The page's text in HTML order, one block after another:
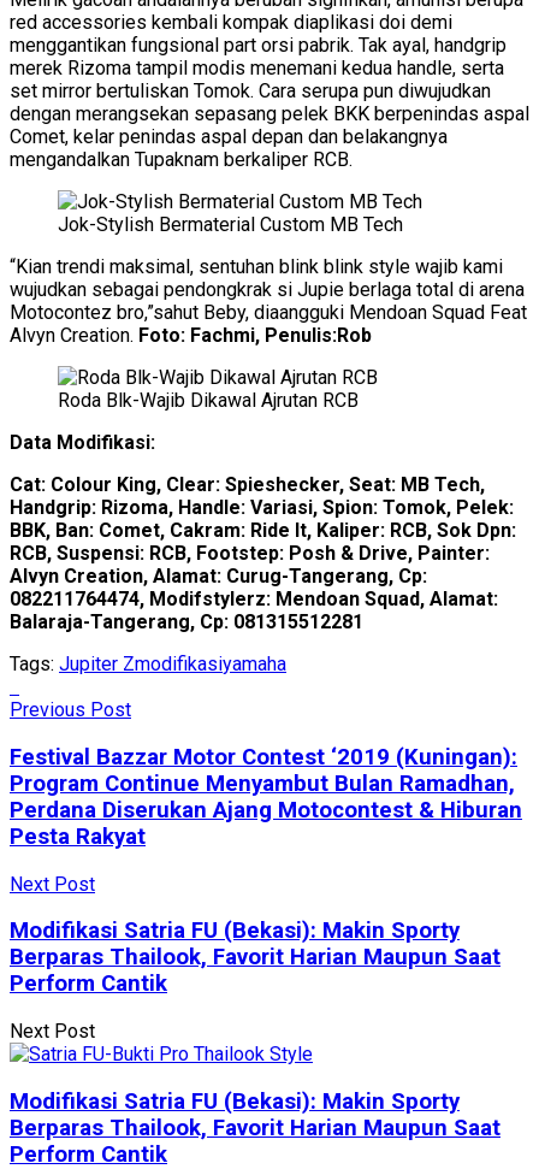
red accessories kembali kompak diaplikasi doi demi
menggantikan fungsional part orsi pabrik. Tak ayal, handgrip
merek Rizoma tampil modis menemani kedua handle, serta
set mirror bertuliskan Tomok. Cara serupa pun diwujudkan
dengan merangsekan sepasang pelek BKK berpenindas aspal
Comet, kelar penindas aspal depan dan belakangnya
mengandalkan Tupaknam berkaliper RCB.
Jok-Stylish Bermaterial Custom MB Tech
“Kian trendi maksimal, sentuhan blink blink style wajib kami
wujudkan sebagai pendongkrak si Jupie berlaga total di arena
Motocontez bro,”sahut Beby, diaangguki Mendoan Squad Feat
Alvyn Creation. Foto: Fachmi, Penulis:Rob
Roda Blk-Wajib Dikawal Ajrutan RCB
Data Modifikasi:
Cat: Colour King, Clear: Spieshecker, Seat: MB Tech,
Handgrip: Rizoma, Handle: Variasi, Spion: Tomok, Pelek:
BBK, Ban: Comet, Cakram: Ride It, Kaliper: RCB, Sok Dpn:
RCB, Suspensi: RCB, Footstep: Posh & Drive, Painter:
Alvyn Creation, Alamat: Curug-Tangerang, Cp:
082211764474, Modifstylerz: Mendoan Squad, Alamat:
Balaraja-Tangerang, Cp: 081315512281
Tags: Jupiter Zmodifikasiyamaha
Previous Post
Festival Bazzar Motor Contest ‘2019 (Kuningan):
Program Continue Menyambut Bulan Ramadhan,
Perdana Diserukan Ajang Motocontest & Hiburan
Pesta Rakyat
Next Post
Modifikasi Satria FU (Bekasi): Makin Sporty
Berparas Thailook, Favorit Harian Maupun Saat
Perform Cantik
Next Post
Modifikasi Satria FU (Bekasi): Makin Sporty
Berparas Thailook, Favorit Harian Maupun Saat
Perform Cantik